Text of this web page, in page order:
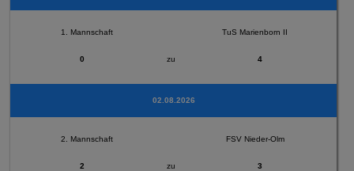
1. Mannschaft TuS Marienborn II
0 zu 4
02.08.2026
2. Mannschaft FSV Nieder-Olm
2 zu 3